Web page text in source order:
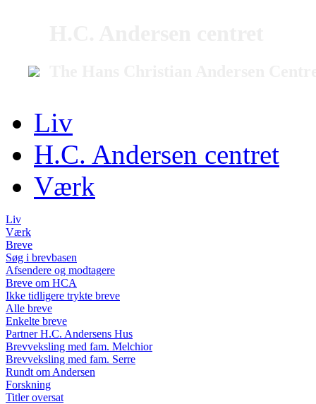
Liv
H.C. Andersen centret
Værk
Liv
Værk
Breve
Søg i brevbasen
Afsendere og modtagere
Breve om HCA
Ikke tidligere trykte breve
Alle breve
Enkelte breve
Partner H.C. Andersens Hus
Brevveksling med fam. Melchior
Brevveksling med fam. Serre
Rundt om Andersen
Forskning
Titler oversat